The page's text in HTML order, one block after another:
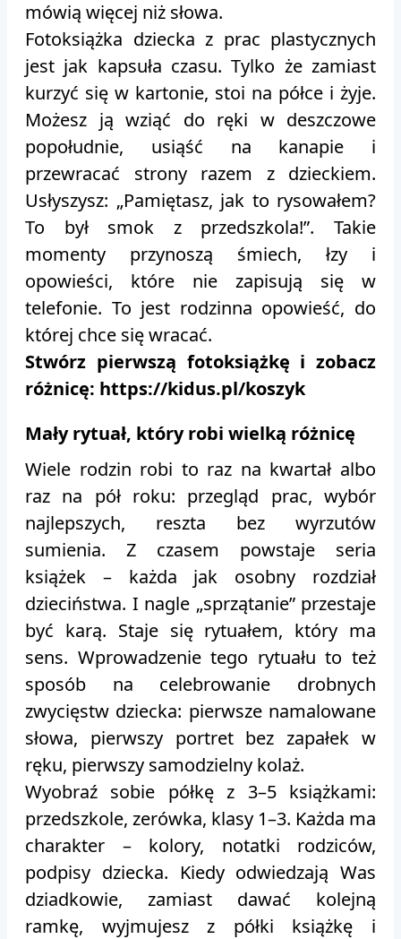
mówią więcej niż słowa.
Fotoksiążka dziecka z prac plastycznych
jest jak kapsuła czasu. Tylko że zamiast
kurzyć się w kartonie, stoi na półce i żyje.
Możesz ją wziąć do ręki w deszczowe
popołudnie, usiąść na kanapie i
przewracać strony razem z dzieckiem.
Usłyszysz: „Pamiętasz, jak to rysowałem?
To był smok z przedszkola!”. Takie
momenty przynoszą śmiech, łzy i
opowieści, które nie zapisują się w
telefonie. To jest rodzinna opowieść, do
której chce się wracać.
Stwórz pierwszą fotoksiążkę i zobacz
różnicę: https://kidus.pl/koszyk
Mały rytuał, który robi wielką różnicę
Wiele rodzin robi to raz na kwartał albo
raz na pół roku: przegląd prac, wybór
najlepszych, reszta bez wyrzutów
sumienia. Z czasem powstaje seria
książek – każda jak osobny rozdział
dzieciństwa. I nagle „sprzątanie” przestaje
być karą. Staje się rytuałem, który ma
sens. Wprowadzenie tego rytuału to też
sposób na celebrowanie drobnych
zwycięstw dziecka: pierwsze namalowane
słowa, pierwszy portret bez zapałek w
ręku, pierwszy samodzielny kolaż.
Wyobraź sobie półkę z 3–5 książkami:
przedszkole, zerówka, klasy 1–3. Każda ma
charakter – kolory, notatki rodziców,
podpisy dziecka. Kiedy odwiedzają Was
dziadkowie, zamiast dawać kolejną
ramkę, wyjmujesz z półki książkę i